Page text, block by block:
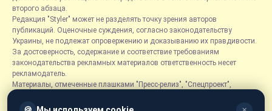
второго абзаца.
Редакция "Styler" может не разделять точку зрения авторов
публикаций. Оценочные суждения, согласно законодательству
Украины, не подлежат опровержению и доказыванию их правдивости.
За достоверность, содержание и соответствие требованиям
законодательства рекламных материалов ответственность несет
рекламодатель.
Материалы, отмеченные плашками "Пресс-релиз", "Спецпроект",
размещаются на правах рекламы.